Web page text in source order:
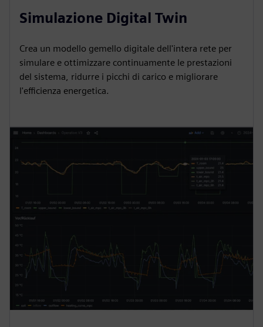
Simulazione Digital Twin
Crea un modello gemello digitale dell'intera rete per
simulare e ottimizzare continuamente le prestazioni
del sistema, ridurre i picchi di carico e migliorare
l'efficienza energetica.